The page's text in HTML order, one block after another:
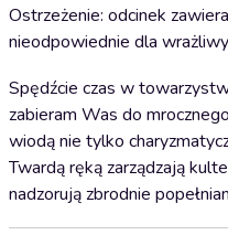
Ostrzeżenie: odcinek
nieodpowiednie dla
Spędźcie czas w
zabieram Was do
wiodą nie tylko
Twardą ręką zarządzają
nadzorują zbrodnie